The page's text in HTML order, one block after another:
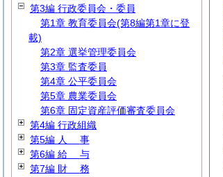
第3編 行政委員会・委員
第1章 教育委員会(第8編第1章に登
載)
第2章 選挙管理委員会
第3章 監査委員
第4章 公平委員会
第5章 農業委員会
第6章 固定資産評価審査委員会
第4編 行政組織
第5編 人 事
第6編 給 与
第7編 財 務